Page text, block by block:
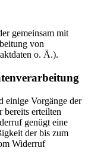
gemeinsam mit
von
o. Ä.).
einige Vorgänge der
erteilten
genügt eine
der bis zum
Widerruf